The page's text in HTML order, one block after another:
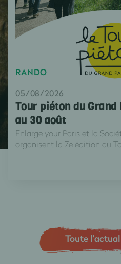
RANDO
05/08/2026
Tour piéton du
au 30 août
Enlarge your Paris et la
organisent la 7e édition du
Toute